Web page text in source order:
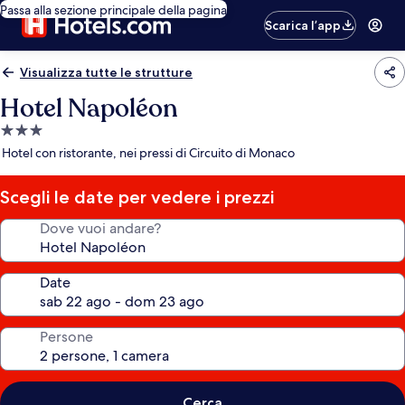
Passa alla sezione principale della pagina
Scarica l’app
Visualizza tutte le strutture
Hotel Napoléon
Struttura
a
stelle
Hotel con ristorante, nei pressi di Circuito di Monaco
Scegli le date per vedere i prezzi
Dove vuoi andare?
Date
Persone